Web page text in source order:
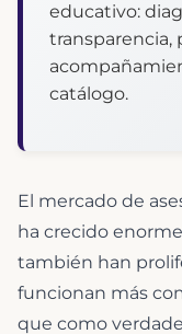
educativo:
transparencia,
catálogo.
El mercado de
ha crecido
también han
funcionan más
que como